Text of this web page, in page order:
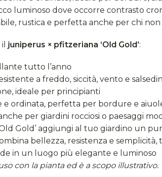
luminoso dove occorre contrasto
rustica e perfetta anche per chi non
juniperus × pfitzeriana ‘Old Gold’:
tutto l’anno
a freddo, siccità, vento e
ideale per principianti
e ordinata, perfetta per bordure e
per giardini rocciosi o paesaggi
Gold’ aggiungi al tuo giardino un
bellezza, resistenza e semplicità,
in un luogo più elegante e luminoso
con la pianta ed è a scopo illustrativo.